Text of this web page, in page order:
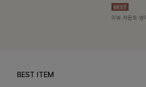
리뷰 카운트 영
BEST ITEM